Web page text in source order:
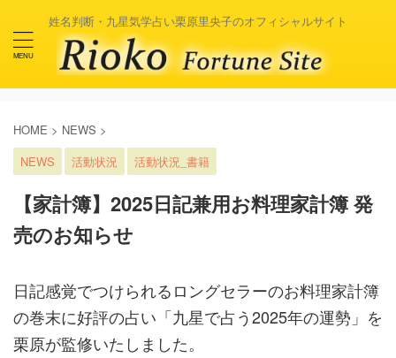
姓名判断・九星気学占い栗原里央子のオフィシャルサイト
HOME > NEWS >
NEWS
活動状況 活動状況_書籍
【家計簿】2025日記兼用お料理家計簿 発
売のお知らせ
日記感覚でつけられるロングセラーのお料理家計簿
の巻末に好評の占い「九星で占う2025年の運勢」を
栗原が監修いたしました。